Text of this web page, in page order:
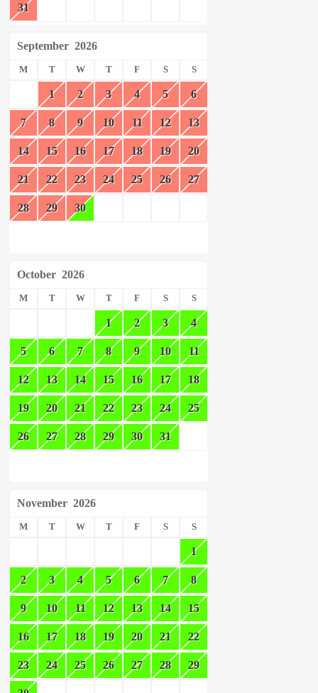
31
September 2026
M T W T F S S
1 2 3 4 5 6
7 8 9 10 11 12 13
14 15 16 17 18 19 20
21 22 23 24 25 26 27
28 29 30
October 2026
M T W T F S S
1 2 3 4
5 6 7 8 9 10 11
12 13 14 15 16 17 18
19 20 21 22 23 24 25
26 27 28 29 30 31
November 2026
M T W T F S S
1
2 3 4 5 6 7 8
9 10 11 12 13 14 15
16 17 18 19 20 21 22
23 24 25 26 27 28 29